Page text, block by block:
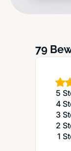
79
5
4
3
2
1